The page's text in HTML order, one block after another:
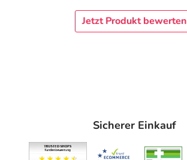
NICApur Micronutrition GmbH
Jetzt Produkt bewerten
Sicherer Einkauf